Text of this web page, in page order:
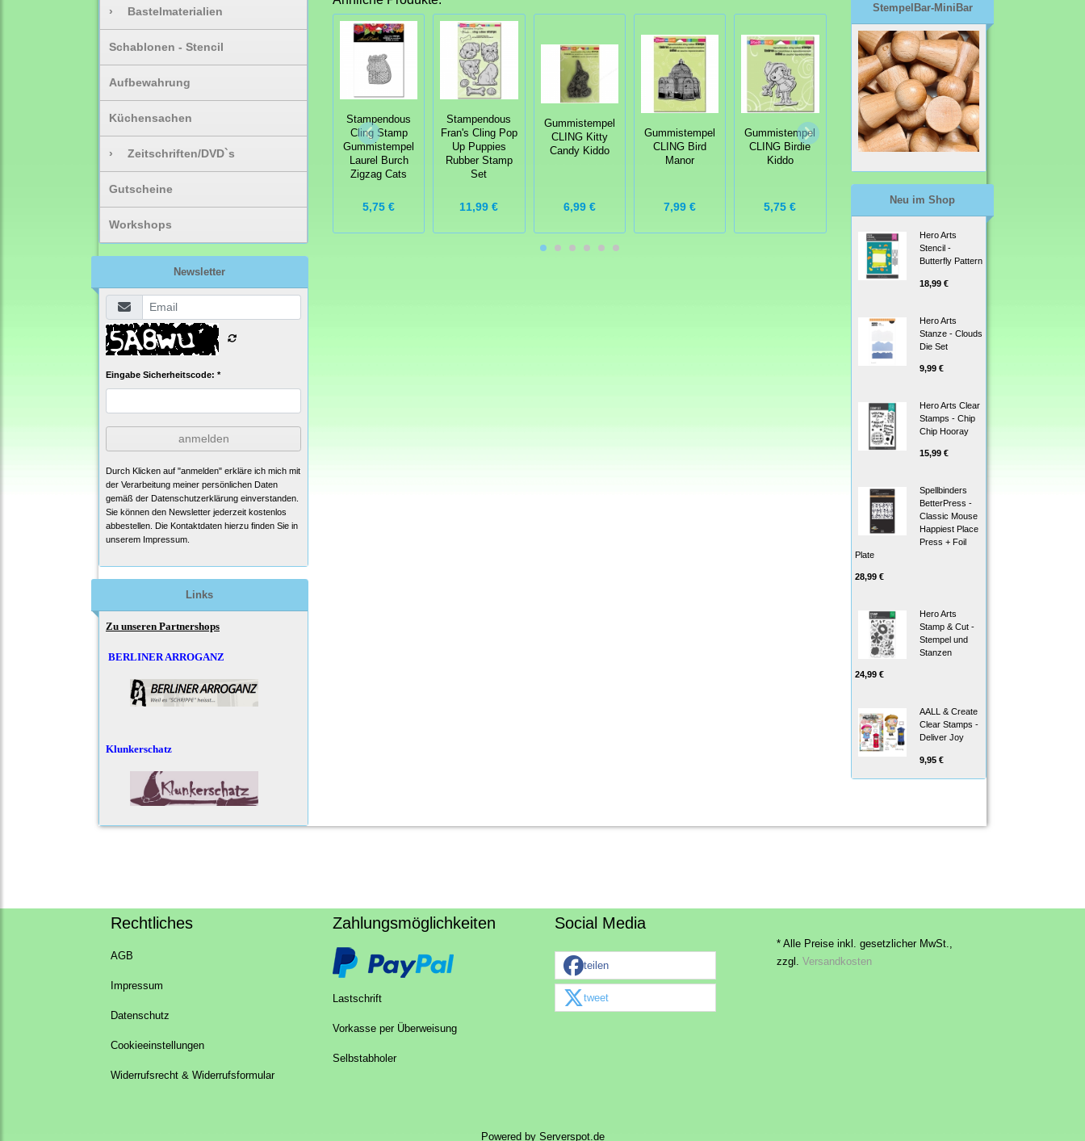
› Bastelmaterialien
Schablonen - Stencil
Aufbewahrung
Küchensachen
› Zeitschriften/DVD`s
Gutscheine
Workshops
Newsletter
Eingabe Sicherheitscode: *
anmelden
Durch Klicken auf "anmelden" erkläre ich mich mit
der Verarbeitung meiner persönlichen Daten
gemäß der Datenschutzerklärung einverstanden.
Sie können den Newsletter jederzeit kostenlos
abbestellen. Die Kontaktdaten hierzu finden Sie in
unserem Impressum.
Links
Zu unseren Partnershops
BERLINER ARROGANZ
Klunkerschatz
Stampendous
Cling Stamp
Gummistempel
Laurel Burch
Zigzag Cats
5,75 €
Stampendous
Fran's Cling Pop
Up Puppies
Rubber Stamp
Set
11,99 €
Gummistempel
CLING Kitty
Candy Kiddo
6,99 €
Gummistempel
CLING Bird
Manor
7,99 €
Gummistempel
CLING Birdie
Kiddo
5,75 €
Stampendous
Cling Stamp
Gummistempel
Toucan
5,75 €
Stampendous
Embossing
Powder
From A-Z Book
StempelBar-MiniBar
Neu im Shop
Hero Arts
Stencil -
Butterfly Pattern
18,99 €
Hero Arts
Stanze - Clouds
Die Set
9,99 €
Hero Arts Clear
Stamps - Chip
Chip Hooray
15,99 €
Spellbinders
BetterPress -
Classic Mouse
Happiest Place
Press + Foil
Plate
28,99 €
Hero Arts
Stamp & Cut -
Stempel und
Stanzen
24,99 €
AALL & Create
Clear Stamps -
Deliver Joy
9,95 €
Rechtliches
AGB
Impressum
Datenschutz
Cookieeinstellungen
Widerrufsrecht & Widerrufsformular
Zahlungsmöglichkeiten
Lastschrift
Vorkasse per Überweisung
Selbstabholer
Social Media
teilen
tweet
* Alle Preise inkl. gesetzlicher MwSt.,
zzgl. Versandkosten
Powered by Serverspot.de